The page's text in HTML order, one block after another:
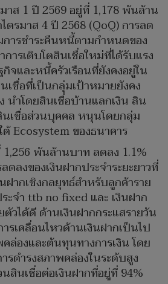
าส 1 ปี 2569 อยู่ที่ 1,178 พันล้าน
ตรมาส 4 ปี 2568 (QoQ) การลด
การชำระคืนหนี้ตามกำหนดของ
ารเติบโตสินเชื่อใหม่ที่ได้รับแรง
จและหนี้ครัวเรือนที่ยังคงอยู่ใน
เชื่อที่เป็นกลุ่มเป้าหมายยังคง
นำโดยสินเชื่อบ้านแลกเงิน สิน
นเชื่อส่วนบุคคล หนุนโดยกลุ่ม
Ecosystem ของธนาคาร
พันล้านบาท ลดลง 1.1%
ลงของเงินฝากประจำระยะยาวที่
ากเชิงกลยุทธ์สำหรับลูกค้าราย
ะจำ ttb no fixed และ เงินฝาก
วได้ดี ด้านเงินฝากกระแสรายวัน
เคลื่อนไหวด้านเงินฝากเป็นไป
ล่องและต้นทุนทางการเงิน โดย
รดำรงสภาพคล่องในระดับสูง
สินเชื่อต่อเงินฝากที่อยู่ที่ 94%